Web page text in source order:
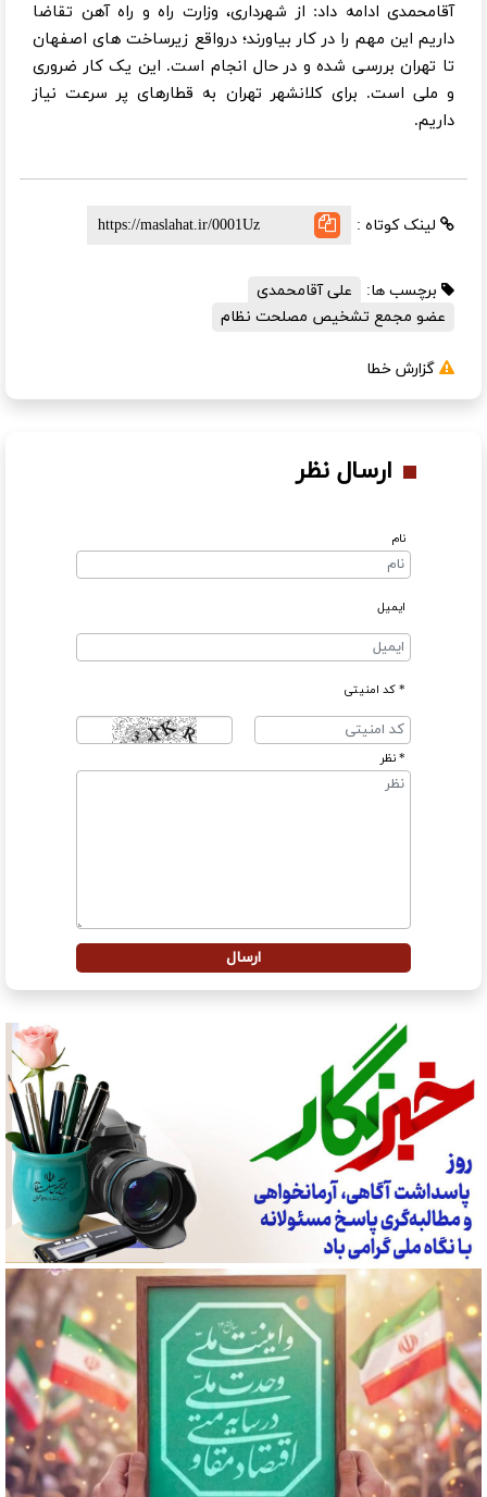
آقامحمدی ادامه داد: از شهرداری، وزارت راه و راه آهن تقاضا
داریم این مهم را در کار بیاورند؛ درواقع زیرساخت های اصفهان
تا تهران بررسی شده و در حال انجام است. این یک کار ضروری
و ملی است. برای کلانشهر تهران به قطارهای پر سرعت نیاز
داریم.
لینک کوتاه :
برچسب ها:
علی آقامحمدی
عضو مجمع تشخیص مصلحت نظام
گزارش خطا
ارسال نظر
نام
ایمیل
* کد امنیتی
* نظر